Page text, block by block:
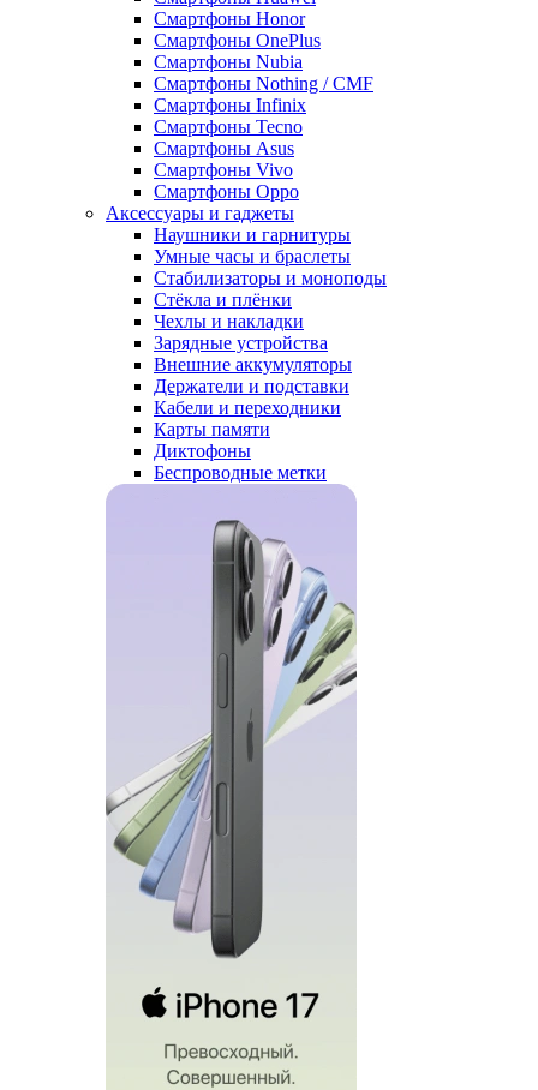
Смартфоны Honor
Смартфоны OnePlus
Смартфоны Nubia
Смартфоны Nothing / CMF
Смартфоны Infinix
Смартфоны Tecno
Смартфоны Asus
Смартфоны Vivo
Смартфоны Oppo
Аксессуары и гаджеты
Наушники и гарнитуры
Умные часы и браслеты
Стабилизаторы и моноподы
Стёкла и плёнки
Чехлы и накладки
Зарядные устройства
Внешние аккумуляторы
Держатели и подставки
Кабели и переходники
Карты памяти
Диктофоны
Беспроводные метки